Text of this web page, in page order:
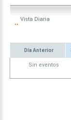
Vista Diaria
Día Anterior
Sin eventos